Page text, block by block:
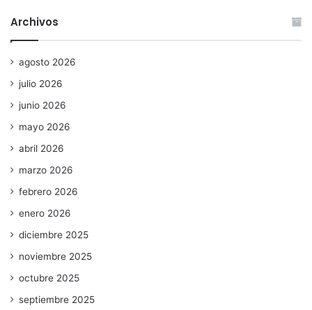
Archivos
agosto 2026
julio 2026
junio 2026
mayo 2026
abril 2026
marzo 2026
febrero 2026
enero 2026
diciembre 2025
noviembre 2025
octubre 2025
septiembre 2025